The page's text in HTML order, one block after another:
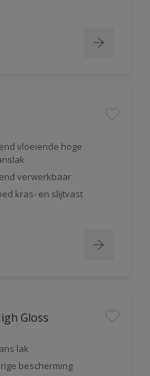
vloeiende hoge
verwerkbaar
kras- en slijtvast
Gloss
lak
bescherming